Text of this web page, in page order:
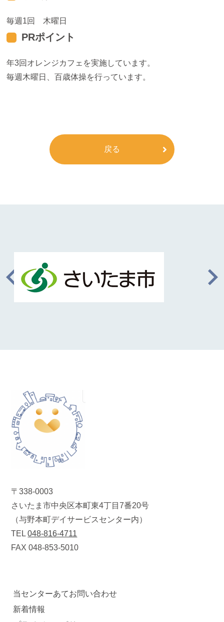
毎週1回 木曜日
PRポイント
年3回オレンジカフェを実施しています。
毎週木曜日、百歳体操を行っています。
戻る
〒338-0003
さいたま市中央区本町東4丁目7番20号
（与野本町デイサービスセンター内）
TEL048-816-4711
FAX 048-853-5010
当センターあてお問い合わせ
新着情報